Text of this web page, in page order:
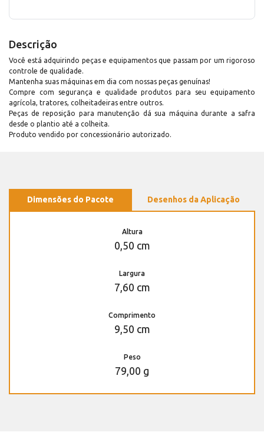
Descrição
Você está adquirindo peças e equipamentos que passam por um rigoroso
controle de qualidade.
Mantenha suas máquinas em dia com nossas peças genuínas!
Compre com segurança e qualidade produtos para seu equipamento
agrícola, tratores, colheitadeiras entre outros.
Peças de reposição para manutenção dá sua máquina durante a safra
desde o plantio até a colheita.
Produto vendido por concessionário autorizado.
Dimensões do Pacote Desenhos da Aplicação
Altura
0,50 cm
Largura
7,60 cm
Comprimento
9,50 cm
Peso
79,00 g